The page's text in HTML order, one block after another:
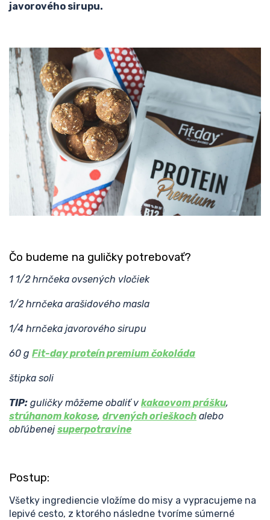
javorového sirupu.
Čo budeme na guličky potrebovať?
1 1/2 hrnčeka ovsených vločiek
1/2 hrnčeka arašidového masla
1/4 hrnčeka javorového sirupu
60 g Fit-day proteín premium čokoláda
štipka soli
TIP: guličky môžeme obaliť v kakaovom prášku,
strúhanom kokose, drvených orieškoch alebo
obľúbenejsuperpotravine
Postup:
Všetky ingrediencie vložíme do misy a vypracujeme na
lepivé cesto, z ktorého následne tvoríme súmerné